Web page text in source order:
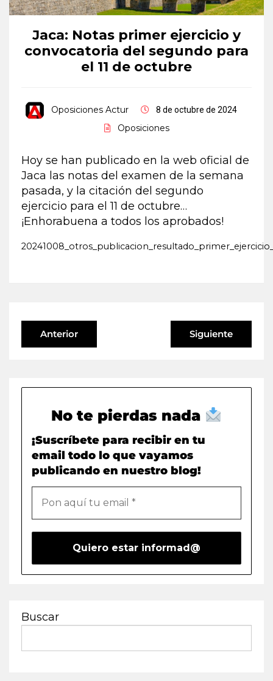
Jaca: Notas primer ejercicio y
convocatoria del segundo para
el 11 de octubre
Oposiciones Actur 8 de octubre de 2024
Oposiciones
Hoy se han publicado en la web oficial de
Jaca las notas del examen de la semana
pasada, y la citación del segundo
ejercicio para el 11 de octubre…
¡Enhorabuena a todos los aprobados!
Anterior Siguiente
No te pierdas nada
¡Suscríbete para recibir en tu
email todo lo que vayamos
publicando en nuestro blog!
Buscar